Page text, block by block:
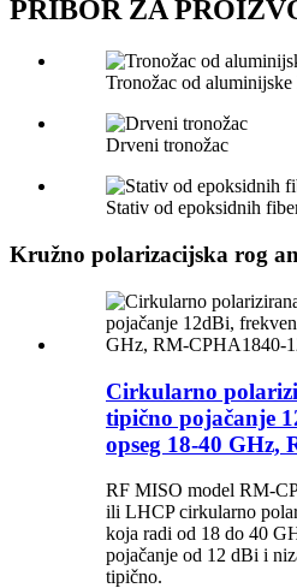
PRIBOR ZA
Tronožac od aluminijske
Drveni tronožac
Stativ od epoksidnih
Kružno polarizacijska rog
Cirkularno
tipično pojačanje
opseg 18-40 GHz,
RF MISO model RM-
ili LHCP cirkularno
koja radi od 18 do 40
pojačanje od 12 dBi i
tipično.